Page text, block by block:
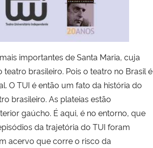
importantes de Santa Maria, cuja
brasileiro. Pois o teatro no Brasil é
O TUI é então um fato da história do
brasileiro. As plateias estão
gaúcho. É aqui, é no entorno, que
da trajetória do TUI foram
acervo que corre o risco da